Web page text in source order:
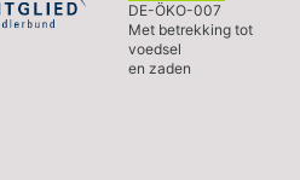
DE-ÖKO-007
Met betrekking tot
voedsel
en zaden